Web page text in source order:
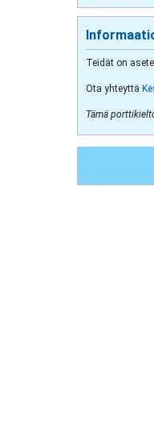
Teidät on
Ota yhteyttä
Tämä